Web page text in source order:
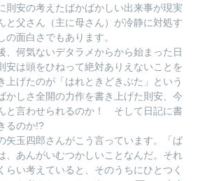
則安の考えたばかばかしい出来事が現実
と父さん（主に母さん）が冷静に対処す
の面白さでもあります。
何気ないデタラメからから始まった日
安は頭をひねって絶対ありえないことを
上げたのが「はれときどきぶた」という
かしさ全開の力作を書き上げた則安、今
と言わせられるのか！ そして日記に書
るのか!?
玉四郎さんがこう言っています。「ば
、あんがいむつかしいことなんだ。それ
らい考えていると、そのうちにひとつく